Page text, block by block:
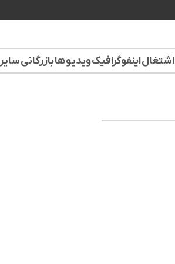
اشتغالاینفوگرافیکویدیوهابازرگانیسایر